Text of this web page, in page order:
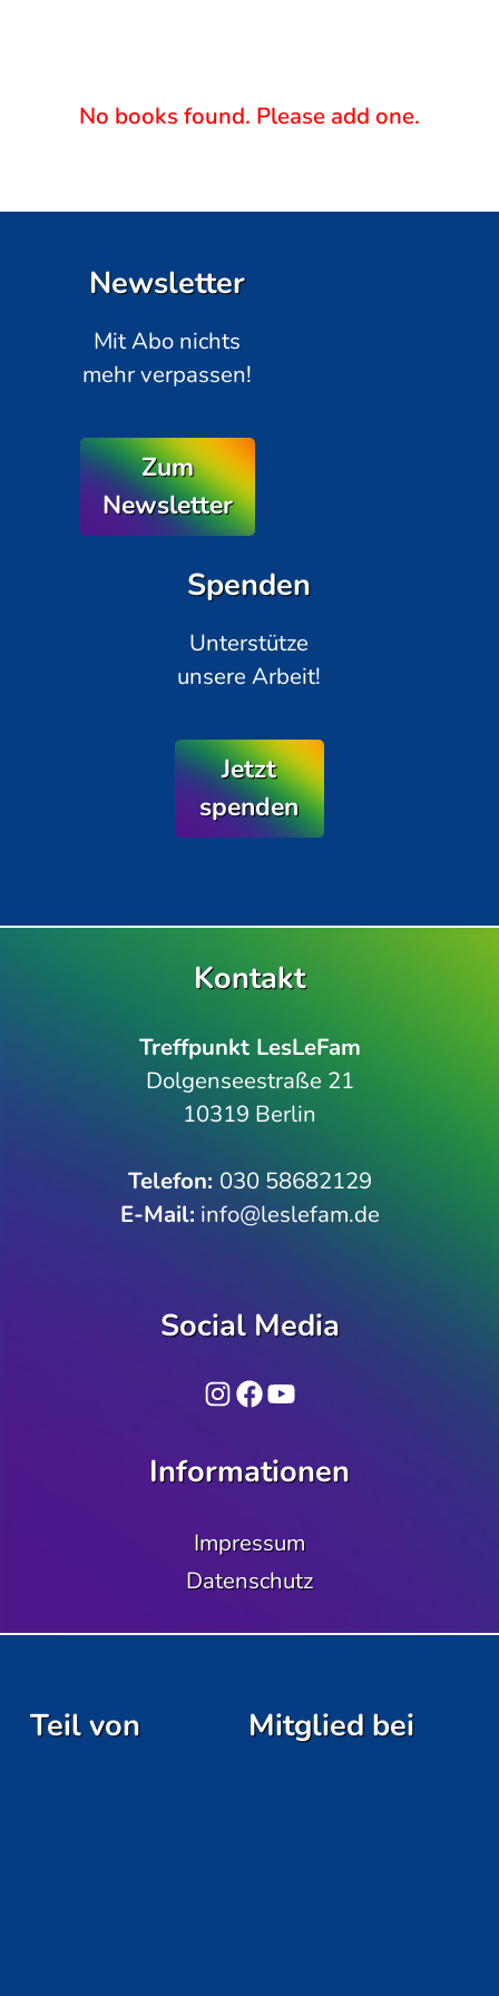
No books found. Please add one.
Newsletter
Mit Abo nichts
mehr verpassen!
Zum
Newsletter
Spenden
Unterstütze
unsere Arbeit!
Jetzt
spenden
Kontakt
Treffpunkt LesLeFam
Dolgenseestraße 21
10319 Berlin
Telefon­: 030 58682129
E-Mail: info@leslefam.de
Social Media
Instagram
Facebook
YouTube
Informationen
Impressum
Datenschutz
Teil von Mitglied bei